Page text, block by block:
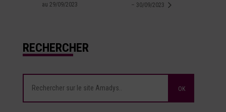
au 29/09/2023
– 30/09/2023
RECHERCHER